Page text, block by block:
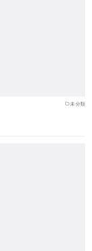
未分類